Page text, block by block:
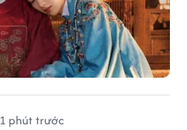
1 phút trước